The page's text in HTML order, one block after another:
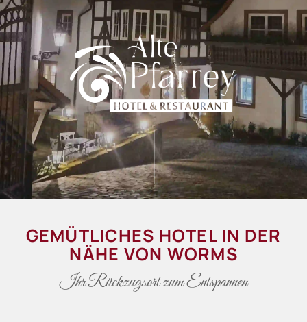
GEMÜTLICHES HOTEL IN DER
NÄHE VON WORMS
Ihr Rückzugsort zum Entspannen